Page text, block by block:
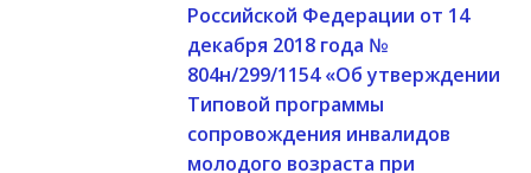
Российской Федерации от 14
декабря 2018 года №
804н/299/1154 «Об утверждении
Типовой программы
сопровождения инвалидов
молодого возраста при